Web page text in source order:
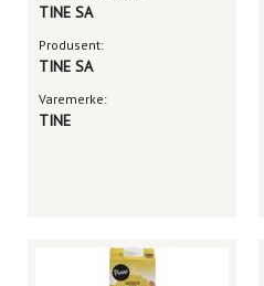
TINE SA
Produsent:
TINE SA
Varemerke:
TINE